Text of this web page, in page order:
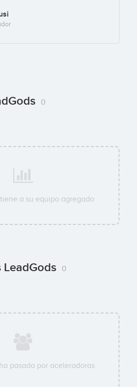
0
a su equipo agregado
0
pasado por aceleradoras